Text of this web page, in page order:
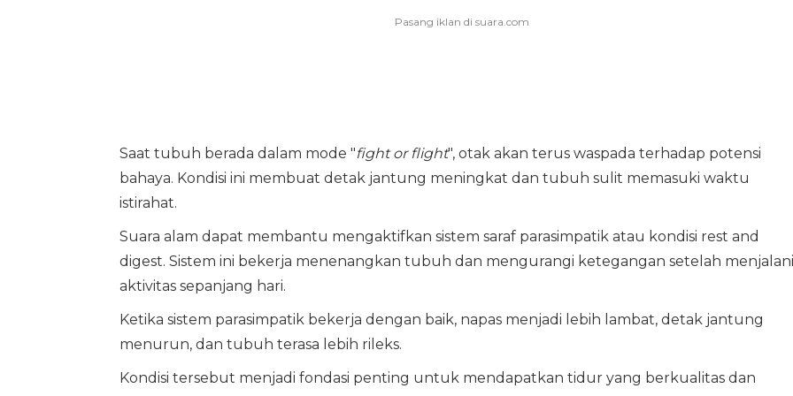
Saat tubuh berada dalam mode "fight or flight", otak akan terus waspada terhadap potensi
bahaya. Kondisi ini membuat detak jantung meningkat dan tubuh sulit memasuki waktu
istirahat.
Suara alam dapat membantu mengaktifkan sistem saraf parasimpatik atau kondisi rest and
digest. Sistem ini bekerja menenangkan tubuh dan mengurangi ketegangan setelah menjalani
aktivitas sepanjang hari.
Ketika sistem parasimpatik bekerja dengan baik, napas menjadi lebih lambat, detak jantung
menurun, dan tubuh terasa lebih rileks.
Kondisi tersebut menjadi fondasi penting untuk mendapatkan tidur yang berkualitas dan